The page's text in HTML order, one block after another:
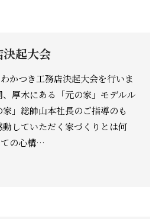
起大会
かつき工務店決起大会を行いま
厚木にある「元の家」モデルル
」総帥山本社長のご指導のも
動していただく家づくりとは何
の心構…